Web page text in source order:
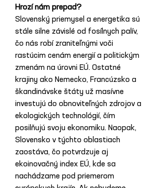
Hrozí nám prepad?
Slovenský priemysel a energetika sú
stále silne závislé od fosílnych palív,
čo nás robí zraniteľnými voči
rastúcim cenám energií a politickým
zmenám na úrovni EÚ. Ostatné
krajiny ako Nemecko, Francúzsko a
škandinávske štáty už masívne
investujú do obnoviteľných zdrojov a
ekologických technológií, čím
posilňujú svoju ekonomiku. Naopak,
Slovensko v týchto oblastiach
zaostáva, čo potvrdzuje aj
ekoinovačný index EÚ, kde sa
nachádzame pod priemerom